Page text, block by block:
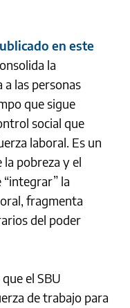
en este
la
las personas
que sigue
social que
laboral. Es un
la pobreza y el
la
fragmenta
del poder
el SBU
de trabajo para